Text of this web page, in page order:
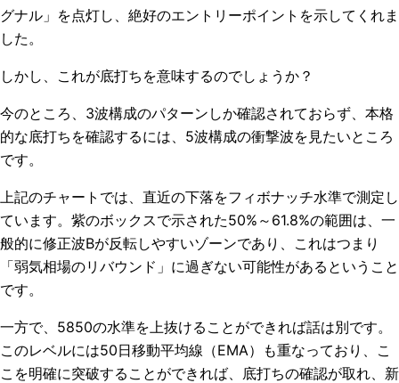
グナル」を点灯し、絶好のエントリーポイントを示してくれま
した。
しかし、これが底打ちを意味するのでしょうか？
今のところ、3波構成のパターンしか確認されておらず、本格
的な底打ちを確認するには、5波構成の衝撃波を見たいところ
です。
上記のチャートでは、直近の下落をフィボナッチ水準で測定し
ています。紫のボックスで示された50%～61.8%の範囲は、一
般的に修正波Bが反転しやすいゾーンであり、これはつまり
「弱気相場のリバウンド」に過ぎない可能性があるということ
です。
一方で、5850の水準を上抜けることができれば話は別です。
このレベルには50日移動平均線（EMA）も重なっており、こ
こを明確に突破することができれば、底打ちの確認が取れ、新